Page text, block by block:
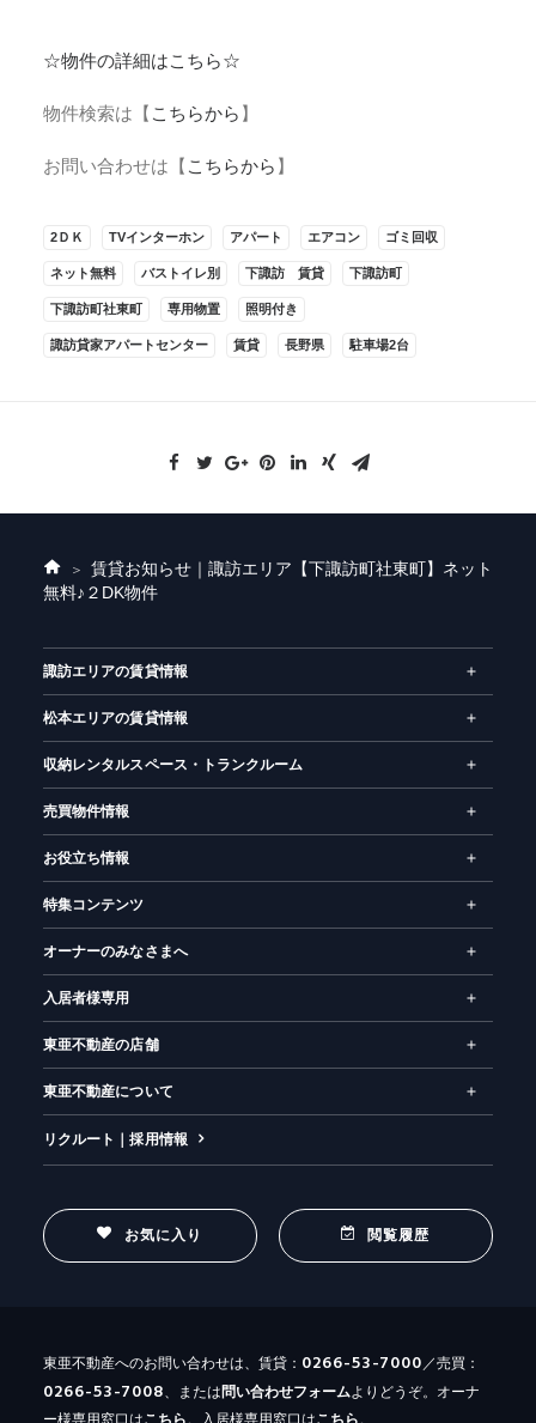
☆物件の詳細はこちら☆
物件検索は【 こちらから 】
お問い合わせは【 こちらから 】
2ＤＫ TVインターホン アパート エアコン ゴミ回収
ネット無料 バストイレ別 下諏訪 賃貸 下諏訪町
下諏訪町社東町 専用物置 照明付き
諏訪貸家アパートセンター 賃貸 長野県 駐車場2台
ホ
ー
賃貸お知らせ｜諏訪エリア 【下諏訪町社東町】ネット
無料♪２DK物件
諏訪エリアの賃貸情報
松本エリアの賃貸情報
収納レンタルスペース・トランクルーム
売買物件情報
お役立ち情報
特集コンテンツ
オーナーのみなさまへ
入居者様専用
東亜不動産の店舗
東亜不動産について
リクルート｜採用情報
お気に入り 閲覧履歴
東亜不動産へのお問い合わせは、賃貸： 0266-53-7000／売買：
0266-53-7008、または 問い合わせフォームよりどうぞ。オーナ
ー様専用窓口はこちら 。入居様専用窓口はこちら 。